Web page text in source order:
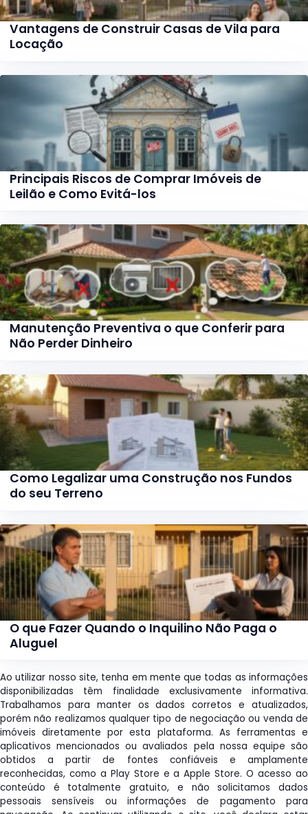
Vantagens de Construir Casas de Vila para
Locação
Principais Riscos de Comprar Imóveis de
Leilão e Como Evitá-los
Manutenção Preventiva o que Conferir para
Não Perder Dinheiro
Como Legalizar uma Construção nos Fundos
do seu Terreno
O que Fazer Quando o Inquilino Não Paga o
Aluguel
Ao utilizar nosso site, tenha em mente que todas as informações
disponibilizadas têm finalidade exclusivamente informativa.
Trabalhamos para manter os dados corretos e atualizados,
porém não realizamos qualquer tipo de negociação ou venda de
imóveis diretamente por esta plataforma. As ferramentas e
aplicativos mencionados ou avaliados pela nossa equipe são
obtidos a partir de fontes confiáveis e amplamente
reconhecidas, como a Play Store e a Apple Store. O acesso ao
conteúdo é totalmente gratuito, e não solicitamos dados
pessoais sensíveis ou informações de pagamento para